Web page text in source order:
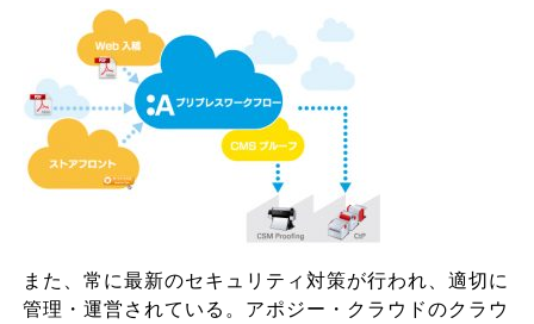
また、常に最新のセキュリティ対策が行われ、適切に
管理・運営されている。アポジー・クラウドのクラウ